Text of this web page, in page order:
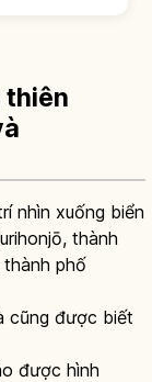
thiên
nhìn xuống biển
thành
phố
cũng được biết
được hình